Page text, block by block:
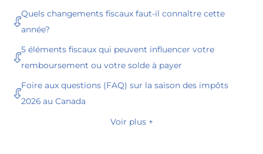
Quels changements fiscaux faut-il connaître cette
année?
5 éléments fiscaux qui peuvent influencer votre
remboursement ou votre solde à payer
Foire aux questions (FAQ) sur la saison des impôts
2026 au Canada
Voir plus +